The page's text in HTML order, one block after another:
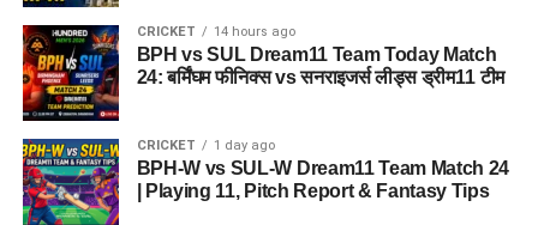
दिल्ली निवासी एक युवती ने शिकायत दर्ज कराई थी। आरोप है कि आरोपी ने
प्रभावशाली सरकारी संपर्कों का झांसा देकर उससे करीब 4.5 लाख रुपये
ठग लिए।
4. आरोपी लोगों को कैसे झांसे में लेता था?
पुलिस के अनुसार, आरोपी अलग-अलग लोगों के सामने अपनी पहचान
CRICKET 14 hours ago
BPH vs SUL Dream11 Team Today Match
24: बर्मिंघम फीनिक्स vs सनराइजर्स लीड्स ड्रीम11 टीम
CRICKET 1 day ago
BPH-W vs SUL-W Dream11 Team Match 24
| Playing 11, Pitch Report & Fantasy Tips